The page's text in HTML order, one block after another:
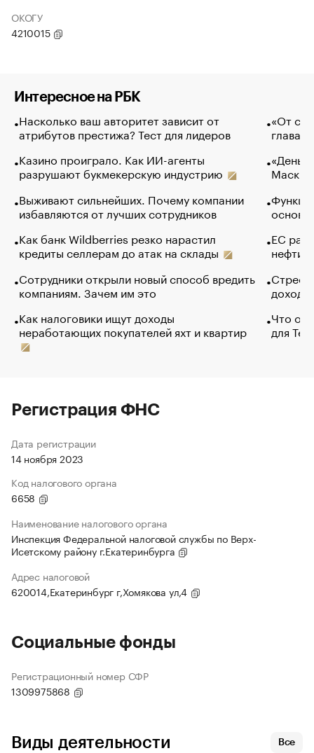
ОКОГУ
4210015
Интересное на РБК
Насколько ваш авторитет зависит от
атрибутов престижа? Тест для лидеров
Казино проиграло. Как ИИ-агенты
разрушают букмекерскую индустрию
Выживают сильнейших. Почему компании
избавляются от лучших сотрудников
Как банк Wildberries резко нарастил
кредиты селлерам до атак на склады
Сотрудники открыли новый способ вредить
компаниям. Зачем им это
Как налоговики ищут доходы
неработающих покупателей яхт и квартир
«От
глава
Маск в
основ
ЕС
нефти
Что
для
Регистрация ФНС
Дата регистрации
14 ноября 2023
Код налогового органа
6658
Наименование налогового органа
Инспекция Федеральной налоговой службы по Верх-
Исетскому району г.Екатеринбурга
Адрес налоговой
620014,Екатеринбург г,Хомякова ул,4
Социальные фонды
Регистрационный номер СФР
1309975868
Виды деятельности Все